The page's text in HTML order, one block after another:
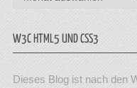
W3C HTML5 UND CSS3
Dieses Blog ist nach den